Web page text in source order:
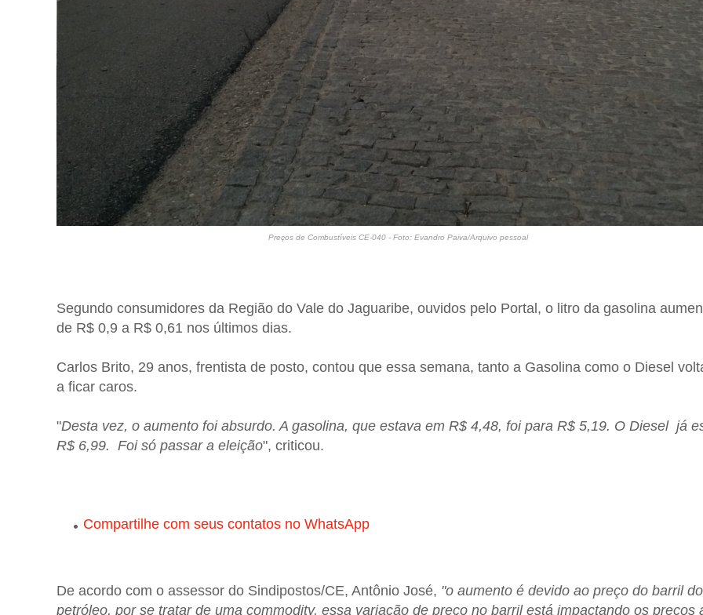
Preços de Combustíveis CE-040 - Foto: Evandro Paiva/Arquivo pessoal
Segundo consumidores da Região do Vale do Jaguaribe, ouvidos pelo Portal, o litro da gasolina
de R$ 0,9 a R$ 0,61 nos últimos dias.
Carlos Brito, 29 anos, frentista de posto, contou que essa semana, tanto a Gasolina como o Diesel
a ficar caros.
"Desta vez, o aumento foi absurdo. A gasolina, que estava em R$ 4,48, foi para R$ 5,19. O Diesel já
R$ 6,99. Foi só passar a eleição", criticou.
Compartilhe com seus contatos no WhatsApp
De acordo com o assessor do Sindipostos/CE, Antônio José, "o aumento é devido ao preço do barril do
petróleo, por se tratar de uma commodity, essa variação de preço no barril está impactando os preços